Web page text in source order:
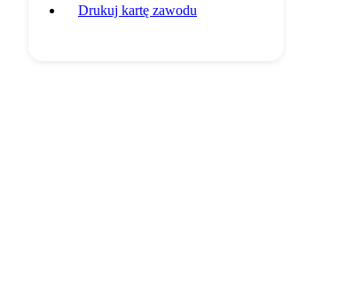
Drukuj kartę zawodu